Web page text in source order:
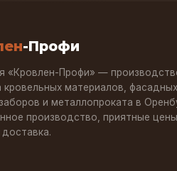
-Профи
«Кровлен-Профи» —
материалов, фасадных
и металлопроката в
производство, приятные цены,